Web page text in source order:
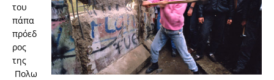
του
πάπα
πρόεδ
ρος
της
Πολω